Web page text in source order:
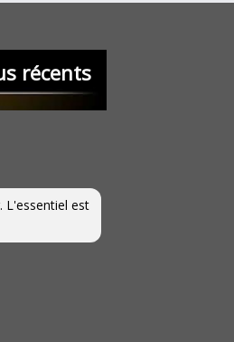
récents
L'essentiel est